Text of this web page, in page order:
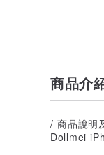
商品介
/ 商品說明
Dollmei